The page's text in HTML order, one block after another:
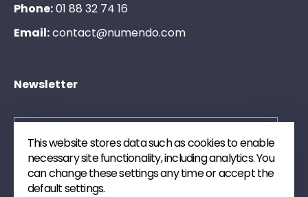
This website stores data such as cookies to enable
necessary site functionality, including analytics. You
can change these settings any time or accept the
default settings.
Phone:01 88 32 74 16
Email:contact@numendo.com
Newsletter
Send